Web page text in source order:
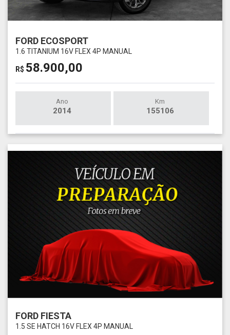
FORD ECOSPORT
1.6 TITANIUM 16V FLEX 4P MANUAL
R$ 58.900,00
Ano
2014
Km
155106
FORD FIESTA
1.5 SE HATCH 16V FLEX 4P MANUAL